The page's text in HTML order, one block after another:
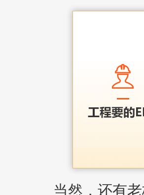
当然，还有